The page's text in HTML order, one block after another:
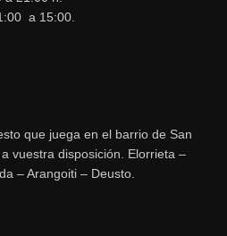
a 15:00.
que juega en el barrio de San
vuestra disposición. Elorrieta –
– Arangoiti – Deusto.